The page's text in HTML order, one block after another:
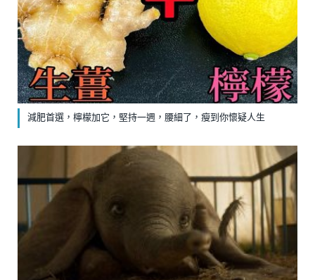
減肥首選，檸檬加它，堅持一週，腰細了，瘦到你懷疑人生